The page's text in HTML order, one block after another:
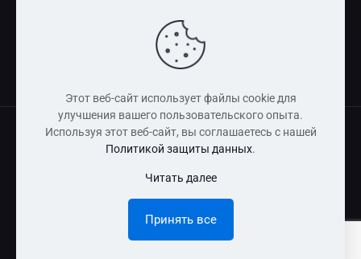
Copyright © 2011 - 2026 Dmitry Fedorov (Thailand) Co., Ltd
офертой.
Этот веб-сайт использует файлы cookie для
улучшения вашего пользовательского опыта.
Используя этот веб-сайт, вы соглашаетесь с нашей
Политикой защиты данных.
Читать далее
Принять все